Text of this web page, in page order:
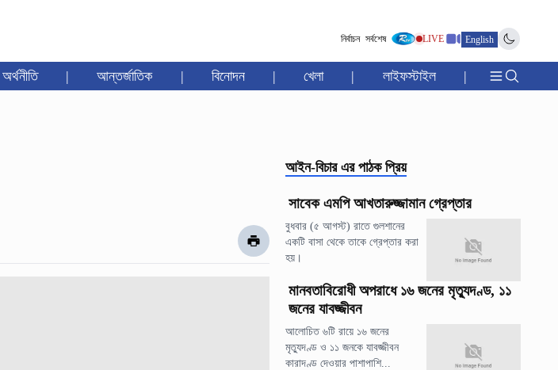
নির্বাচন সর্বশেষ LIVE English
অর্থনীতি | আন্তর্জাতিক | বিনোদন | খেলা | লাইফস্টাইল |
আইন-বিচার এর পাঠক প্রিয়
সাবেক এমপি আখতারুজ্জামান গ্রেপ্তার
বুধবার (৫ আগস্ট) রাতে গুলশানের
একটি বাসা থেকে তাকে গ্রেপ্তার করা
হয়।
মানবতাবিরোধী অপরাধে ১৬ জনের মৃত্যুদণ্ড, ১১
জনের যাবজ্জীবন
আলোচিত ৬টি রায়ে ১৬ জনের
মৃত্যুদণ্ড ও ১১ জনকে যাবজ্জীবন
কারাদণ্ড দেওয়ার পাশাপাশি...